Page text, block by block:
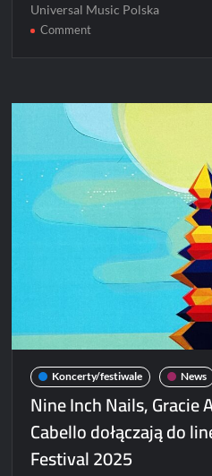
Universal Music Polska
Commenton
do
upu
Open’er
Festivalu
Koncerty/festiwale News
Nine Inch Nails, Gracie
Cabello dołączają do
Festival 2025